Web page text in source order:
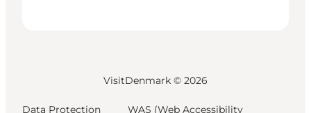
VisitDenmark © 2026
Data Protection WAS (Web Accessibility